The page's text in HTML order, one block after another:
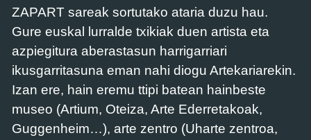
ZAPART sareak sortutako ataria duzu hau.
Gure euskal lurralde txikiak duen artista eta
azpiegitura aberastasun harrigarriari
ikusgarritasuna eman nahi diogu Artekariarekin.
Izan ere, hain eremu ttipi batean hainbeste
museo (Artium, Oteiza, Arte Ederretakoak,
Guggenheim…), arte zentro (Uharte zentroa,